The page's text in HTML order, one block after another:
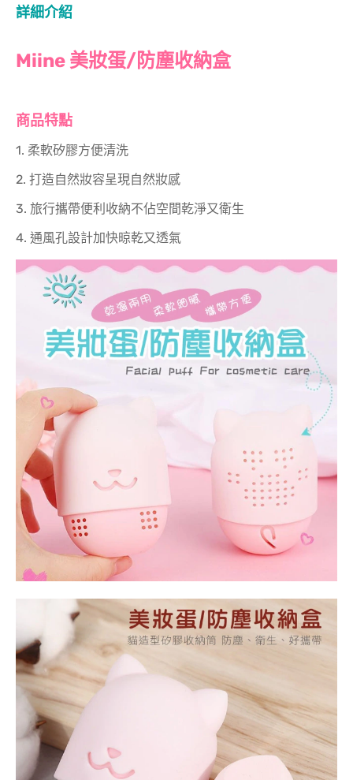
詳細介紹
Miine 美妝蛋/防塵收納盒
商品特點
1. 柔軟矽膠方便清洗
2. 打造自然妝容呈現自然妝感
3. 旅行攜帶便利收納不佔空間乾淨又衛生
4. 通風孔設計加快晾乾又透氣